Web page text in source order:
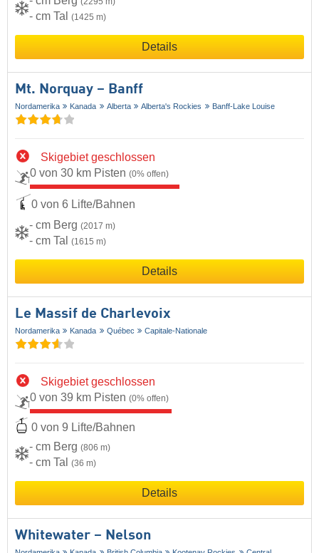
- cm Tal (1425 m)
Details
Mt. Norquay – Banff
Nordamerika Kanada Alberta Alberta's Rockies Banff-Lake Louise
Skigebiet geschlossen
0 von 30 km Pisten (0% offen)
0 von 6 Lifte/Bahnen
- cm Berg (2017 m)
- cm Tal (1615 m)
Details
Le Massif de Charlevoix
Nordamerika Kanada Québec Capitale-Nationale
Skigebiet geschlossen
0 von 39 km Pisten (0% offen)
0 von 9 Lifte/Bahnen
- cm Berg (806 m)
- cm Tal (36 m)
Details
Whitewater – Nelson